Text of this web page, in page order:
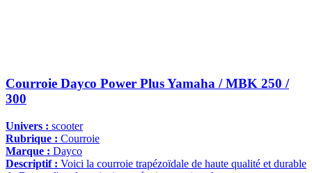
Courroie Dayco Power Plus Yamaha / MBK 250 /
300
Univers : scooter
Rubrique : Courroie
Marque : Dayco
Descriptif : Voici la courroie trapézoïdale de haute qualité et durable